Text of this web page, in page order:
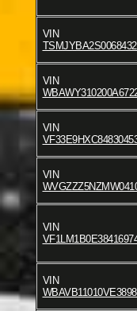
VIN
VIN
VIN
VIN
VIN
VIN